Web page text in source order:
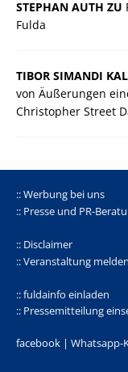
STEPHAN AUTH ZU
Fulda
TIBOR SIMANDI
von Äußerungen
Christopher Street
:: Werbung bei uns
:: Presse und PR-
:: Disclaimer
:: Veranstaltung melden
:: fuldainfo einladen
:: Pressemitteilung
facebook | Whatsapp-